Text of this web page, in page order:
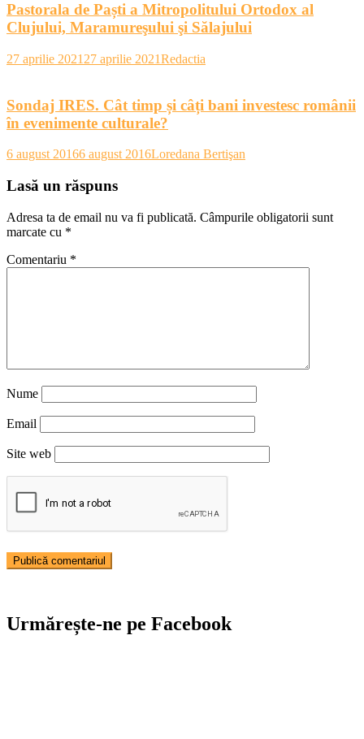
Pastorala de Paști a Mitropolitului Ortodox al
Clujului, Maramureşului şi Sălajului
27 aprilie 2021 27 aprilie 2021Redactia
Sondaj IRES. Cât timp și câți bani investesc românii
în evenimente culturale?
6 august 20166 august 2016Loredana Bertişan
Lasă un răspuns
Adresa ta de email nu va fi publicată. Câmpurile obligatorii sunt
marcate cu *
Comentariu *
Nume
Email
Site web
Urmărește-ne pe Facebook